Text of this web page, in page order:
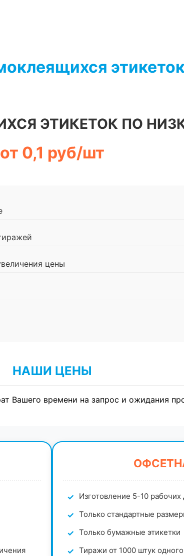
ЭТИКЕТОК ПО
от 0,1 руб/шт
цены
НАШИ ЦЕНЫ
Вашего времени на запрос и ожидания
Изготовление 5-10 рабочих
Только стандартные
Только бумажные этикетки
Тиражи от 1000 штук